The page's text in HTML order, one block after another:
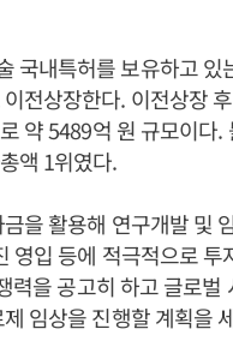
국내특허를 보유하고 있
전상장한다. 이전상장
약 5489억 원 규모이다.
액 1위였다.
을 활용해 연구개발 및
영입 등에 적극적으로 투
력을 공고히 하고 글로벌
임상을 진행할 계획을